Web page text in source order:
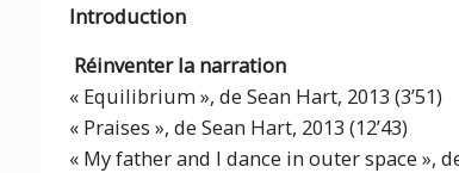
Introduction
Réinventer la narration
« Equilibrium », de Sean Hart, 2013 (3’51)
« Praises », de Sean Hart, 2013 (12’43)
« My father and I dance in outer space »,